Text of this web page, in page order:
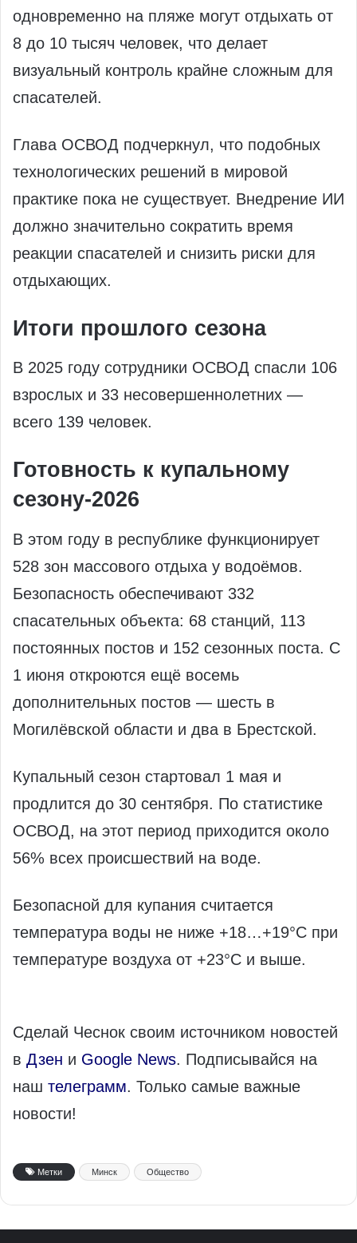
одновременно на пляже могут отдыхать от
8 до 10 тысяч человек, что делает
визуальный контроль крайне сложным для
спасателей.
Глава ОСВОД подчеркнул, что подобных
технологических решений в мировой
практике пока не существует. Внедрение ИИ
должно значительно сократить время
реакции спасателей и снизить риски для
отдыхающих.
Итоги прошлого сезона
В 2025 году сотрудники ОСВОД спасли 106
взрослых и 33 несовершеннолетних —
всего 139 человек.
Готовность к купальному
сезону-2026
В этом году в республике функционирует
528 зон массового отдыха у водоёмов.
Безопасность обеспечивают 332
спасательных объекта: 68 станций, 113
постоянных постов и 152 сезонных поста. С
1 июня откроются ещё восемь
дополнительных постов — шесть в
Могилёвской области и два в Брестской.
Купальный сезон стартовал 1 мая и
продлится до 30 сентября. По статистике
ОСВОД, на этот период приходится около
56% всех происшествий на воде.
Безопасной для купания считается
температура воды не ниже +18…+19°C при
температуре воздуха от +23°C и выше.
Сделай Чеснок своим источником новостей
в Дзен и Google News. Подписывайся на
наш телеграмм. Только самые важные
новости!
Метки Минск Общество